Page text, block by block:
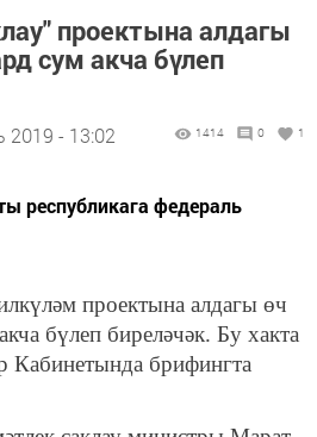
проектына алдагы
сум акча бүлеп
2019 - 13:02 1414 0 1
республикага федераль
проектына алдагы өч
бүлеп биреләчәк. Бу хакта
Кабинетында брифингта